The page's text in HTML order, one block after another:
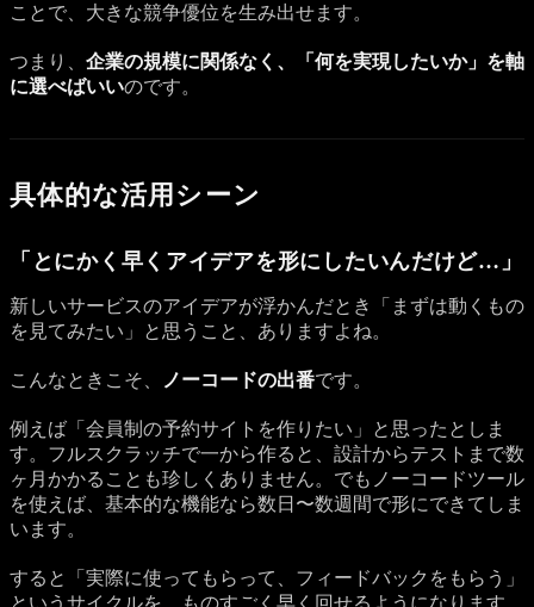
ことで、大きな競争優位を生み出せます。
つまり、 企業の規模に関係なく、「何を実現したいか」を軸
に選べばいいのです。
具体的な活用シーン
「とにかく早くアイデアを形にしたいんだけど…」
新しいサービスのアイデアが浮かんだとき「まずは動くもの
を見てみたい」と思うこと、ありますよね。
こんなときこそ、 ノーコードの出番です。
例えば「会員制の予約サイトを作りたい」と思ったとしま
す。フルスクラッチで一から作ると、設計からテストまで数
ヶ月かかることも珍しくありません。でもノーコードツール
を使えば、基本的な機能なら数日〜数週間で形にできてしま
います。
すると「実際に使ってもらって、フィードバックをもらう」
というサイクルを、ものすごく早く回せるようになります。